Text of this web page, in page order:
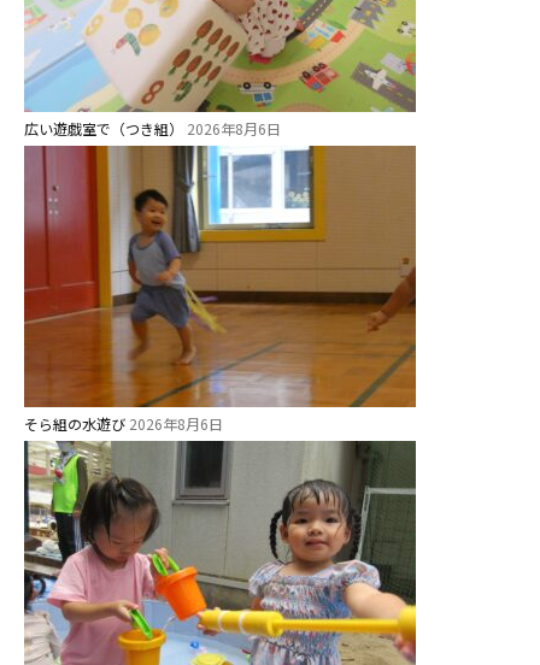
広い遊戯室で（つき組） 2026年8月6日
そら組の水遊び 2026年8月6日